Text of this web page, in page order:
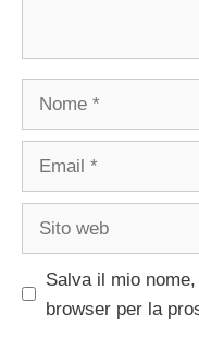
Salva il mio
browser per la